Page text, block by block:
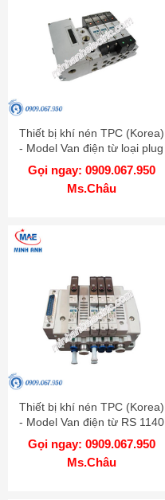
Thiết bị khí nén TPC (Korea)
- Model Van điện từ loại plug
in RS 4000
Gọi ngay: 0909.067.950
Ms.Châu
Thiết bị khí nén TPC (Korea)
- Model Van điện từ RS 1140
Gọi ngay: 0909.067.950
Ms.Châu